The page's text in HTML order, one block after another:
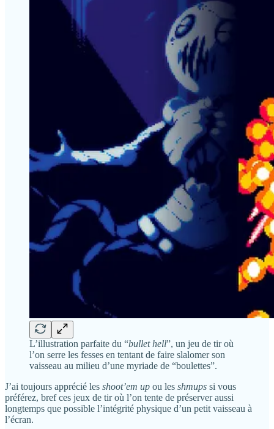
L’illustration parfaite du “bullet hell”, un jeu de tir où
l’on serre les fesses en tentant de faire slalomer son
vaisseau au milieu d’une myriade de “boulettes”.
J’ai toujours apprécié les shoot’em up ou les shmups si vous
préférez, bref ces jeux de tir où l’on tente de préserver aussi
longtemps que possible l’intégrité physique d’un petit vaisseau à
l’écran.